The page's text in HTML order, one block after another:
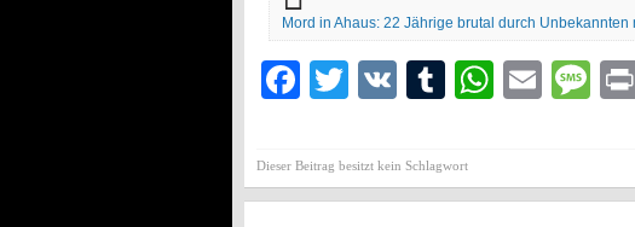
Mord in Ahaus: 22 Jährige brutal durch Unbekannten
Facebook
Twitter
VK TumblrEmail
Dieser Beitrag besitzt kein Schlagwort